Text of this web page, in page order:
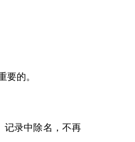
要的。
记录中除名，不再